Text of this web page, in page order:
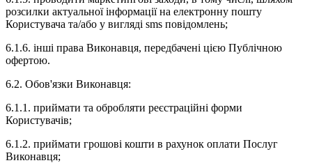
розсилки актуальної інформації на електронну пошту
Користувача та/або у вигляді sms повідомлень;
6.1.6. інші права Виконавця, передбачені цією Публічною
офертою.
6.2. Обов'язки Виконавця:
6.1.1. приймати та обробляти реєстраційні форми
Користувачів;
6.1.2. приймати грошові кошти в рахунок оплати Послуг
Виконавця;